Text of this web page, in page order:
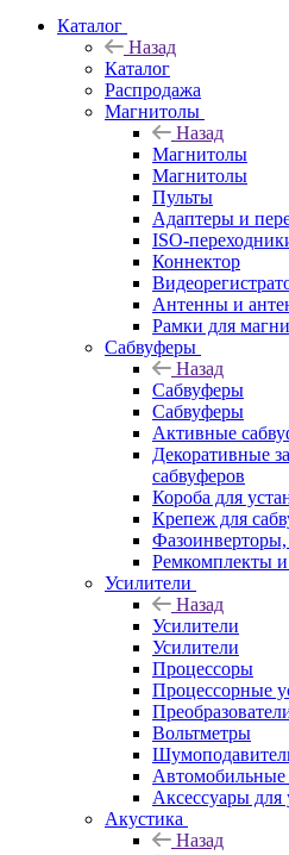
Каталог
Назад
Каталог
Распродажа
Магнитолы
Назад
Магнитолы
Магнитолы
Пульты
Адаптеры и
ISO-
Коннектор
Антенны и
Рамки для
Сабвуферы
Назад
Сабвуферы
Сабвуферы
Активные
Декоративные
сабвуферов
Короба для
Крепеж для
Ремкомплекты и
Усилители
Назад
Усилители
Усилители
Процессоры
Процессорные
Вольтметры
Автомобильные
Аксессуары для
Акустика
Назад